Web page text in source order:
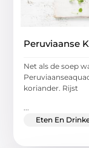
Peruviaanse
Net als de soep
koriander. Rijst
...
Eten En